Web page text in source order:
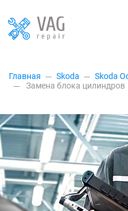
Главная Skoda
Skoda
Замена блока цилиндров